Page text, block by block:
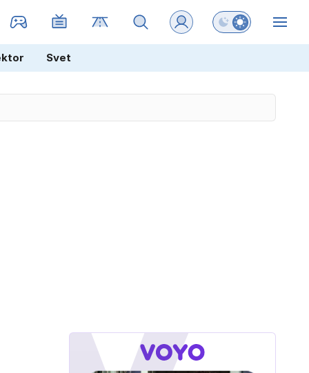
Preklopi barvni
Svet